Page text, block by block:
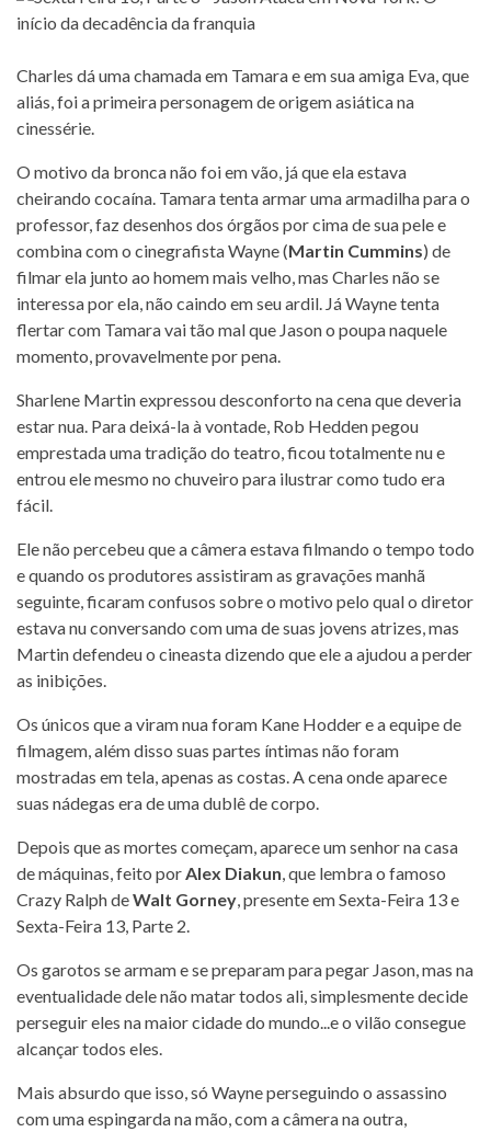
Charles dá uma chamada em Tamara e em sua amiga Eva, que
aliás, foi a primeira personagem de origem asiática na
cinessérie.
O motivo da bronca não foi em vão, já que ela estava
cheirando cocaína. Tamara tenta armar uma armadilha para o
professor, faz desenhos dos órgãos por cima de sua pele e
combina com o cinegrafista Wayne (Martin Cummins) de
filmar ela junto ao homem mais velho, mas Charles não se
interessa por ela, não caindo em seu ardil. Já Wayne tenta
flertar com Tamara vai tão mal que Jason o poupa naquele
momento, provavelmente por pena.
Sharlene Martin expressou desconforto na cena que deveria
estar nua. Para deixá-la à vontade, Rob Hedden pegou
emprestada uma tradição do teatro, ficou totalmente nu e
entrou ele mesmo no chuveiro para ilustrar como tudo era
fácil.
Ele não percebeu que a câmera estava filmando o tempo todo
e quando os produtores assistiram as gravações manhã
seguinte, ficaram confusos sobre o motivo pelo qual o diretor
estava nu conversando com uma de suas jovens atrizes, mas
Martin defendeu o cineasta dizendo que ele a ajudou a perder
as inibições.
Os únicos que a viram nua foram Kane Hodder e a equipe de
filmagem, além disso suas partes íntimas não foram
mostradas em tela, apenas as costas. A cena onde aparece
suas nádegas era de uma dublê de corpo.
Depois que as mortes começam, aparece um senhor na casa
de máquinas, feito porAlex Diakun, que lembra o famoso
Crazy Ralph deWalt Gorney, presente em Sexta-Feira 13 e
Sexta-Feira 13, Parte 2.
Os garotos se armam e se preparam para pegar Jason, mas na
eventualidade dele não matar todos ali, simplesmente decide
perseguir eles na maior cidade do mundo...e o vilão consegue
alcançar todos eles.
Mais absurdo que isso, só Wayne perseguindo o assassino
com uma espingarda na mão, com a câmera na outra,